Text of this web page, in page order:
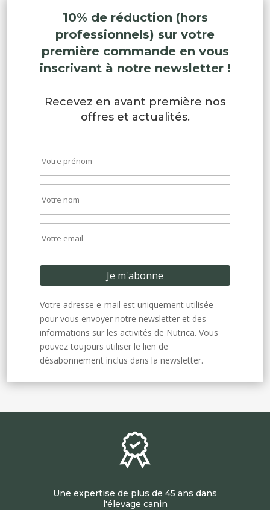
10% de réduction (hors
professionnels) sur votre
première commande en vous
inscrivant à notre newsletter !
Recevez en avant première nos
offres et actualités.
Votre adresse e-mail est uniquement utilisée
pour vous envoyer notre newsletter et des
informations sur les activités de Nutrica. Vous
pouvez toujours utiliser le lien de
désabonnement inclus dans la newsletter.
Une expertise de plus de 45 ans dans
l'élevage canin